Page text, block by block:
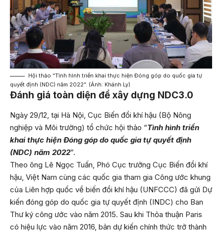
Hội thảo “Tình hình triển khai thực hiện Đóng góp do quốc gia tự
quyết định (NDC) năm 2022”. (Ảnh: Khánh Ly)
Đánh giá toàn diện để xây dựng NDC3.0
Ngày 29/12, tại Hà Nội, Cục Biến đổi khí hậu (Bộ Nông
nghiệp và Môi trường) tổ chức hội thảo “Tình hình triển
khai thực hiện Đóng góp do quốc gia tự quyết định
(NDC) năm 2022”.
Theo ông Lê Ngọc Tuấn, Phó Cục trưởng Cục Biến đổi khí
hậu, Việt Nam cùng các quốc gia tham gia Công ước khung
của Liên hợp quốc về biến đổi khí hậu (UNFCCC) đã gửi Dự
kiến đóng góp do quốc gia tự quyết định (INDC) cho Ban
Thư ký công ước vào năm 2015. Sau khi Thỏa thuận Paris
có hiệu lực vào năm 2016, bản dự kiến chính thức trở thành